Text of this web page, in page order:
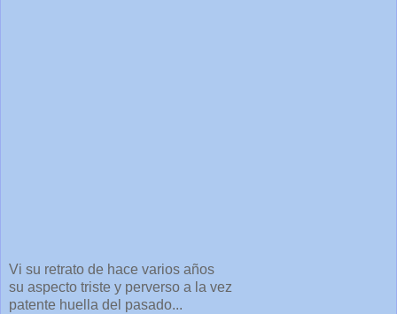
Vi su retrato de hace varios años
su aspecto triste y perverso a la vez
patente huella del pasado...